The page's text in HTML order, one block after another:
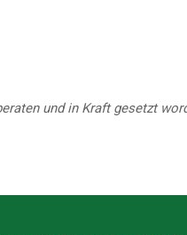
und in Kraft gesetzt